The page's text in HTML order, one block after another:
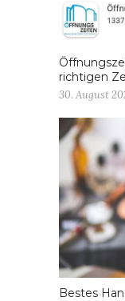
richtigen
30. August
Bestes